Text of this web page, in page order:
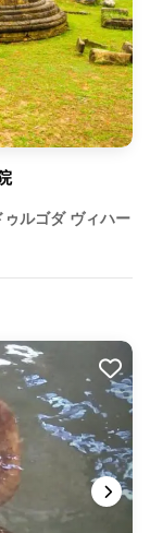
ルゴダ ヴィハー